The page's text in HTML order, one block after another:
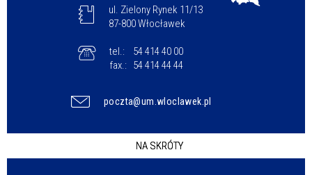
ul. Zielony Rynek 11/13
87-800 Włocławek
tel.:
54 414 40 00
fax.:
54 414 44 44
poczta@um.wloclawek.pl
NA SKRÓTY